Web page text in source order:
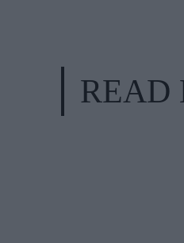
READ